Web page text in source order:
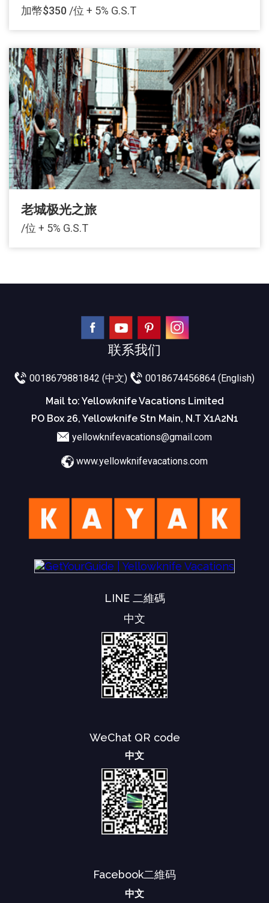
加幣$350 /位 + 5% G.S.T
老城极光之旅
/位 + 5% G.S.T
联系我们
0018679881842 (中文)
0018674456864 (English)
Mail to: Yellowknife Vacations Limited
PO Box 26, Yellowknife Stn Main, N.T X1A2N1
yellowknifevacations@gmail.com
www.yellowknifevacations.com
LINE 二維碼
中文
WeChat QR code
中文
Facebook二維码
中文